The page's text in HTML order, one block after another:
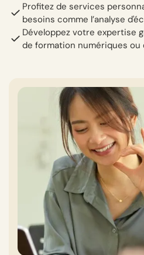
Profitez de services
besoins comme l’analyse
Développez votre expertise
de formation numériques ou